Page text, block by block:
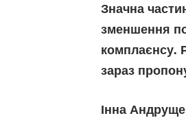
Значна
зменшення
комплаєнсу.
зараз
Інна